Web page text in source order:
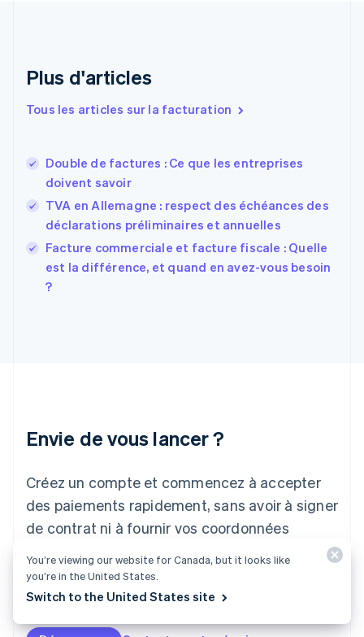
Plus d'articles
Tous les articles sur la facturation
Double de factures : Ce que les entreprises
doivent savoir
TVA en Allemagne : respect des échéances des
déclarations préliminaires et annuelles
Facture commerciale et facture fiscale : Quelle
est la différence, et quand en avez-vous besoin
?
Envie de vous lancer ?
Créez un compte et commencez à accepter
des paiements rapidement, sans avoir à signer
de contrat ni à fournir vos coordonnées
pour discuter de solutions personnalisées pour
votre entreprise.
Español English
English
Finlande
EnglishSvenska
Français English
Gibraltar
English
Grèce
日本語 English
English
Liechtenstein
Deutsch English
Lituanie
Luxembourg
Français DeutschEnglish
Malaisie
Malte
You’re viewing our website for Canada, but it looks like
you’re in the United States.
Switch to the United States site